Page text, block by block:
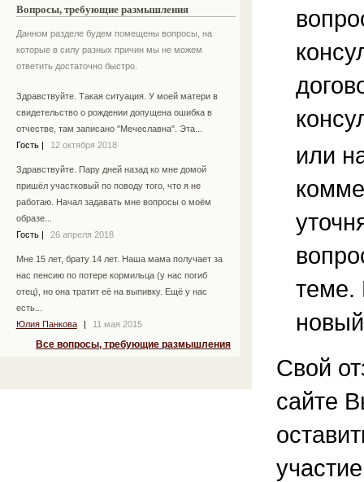
Вопросы, требующие размышления
Данном разделе будем помещены вопросы, на
которые в силу разных причин мы не можем
ответить достаточно быстро.
Здравствуйте. Такая ситуация. У моей матери в
свидетельство о рождении допущена ошибка в
отчестве, там записано "Мечеславна". Эта...
Гость
12 октября 2018
Здравствуйте. Пару дней назад ко мне домой
пришёл участковый по поводу того, что я не
работаю. Начал задавать мне вопросы о моём
образе...
Гость
26 апреля 2018
Мне 15 лет, брату 14 лет. Наша мама получает за
нас пенсию по потере кормильца (у нас погиб
отец), но она тратит её на выпивку. Ещё у нас
есть...
Юлия Панкова
11 мая 2015
Все вопросы, требующие размышления
или
теме.
Свой
сайте